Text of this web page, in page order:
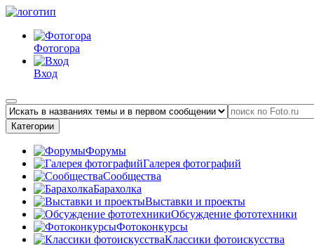
Фотогора
Вход
Категории
Форумы
Галерея фотографий
Сообщества
Барахолка
Выставки и проекты
Обсуждение фототехники
Фотоконкурсы
Классики фотоискусства